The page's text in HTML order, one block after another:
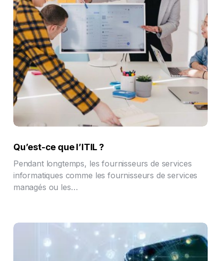
Qu’est-ce que l’ITIL ?
Pendant longtemps, les fournisseurs de services
informatiques comme les fournisseurs de services
managés ou les…